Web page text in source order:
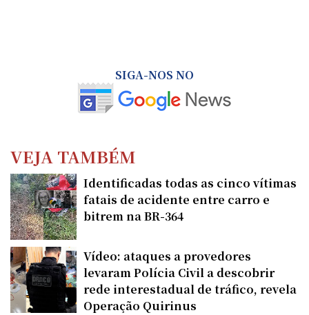
SIGA-NOS NO
VEJA TAMBÉM
Identificadas todas as cinco vítimas
fatais de acidente entre carro e
bitrem na BR-364
Vídeo: ataques a provedores
levaram Polícia Civil a descobrir
rede interestadual de tráfico, revela
Operação Quirinus